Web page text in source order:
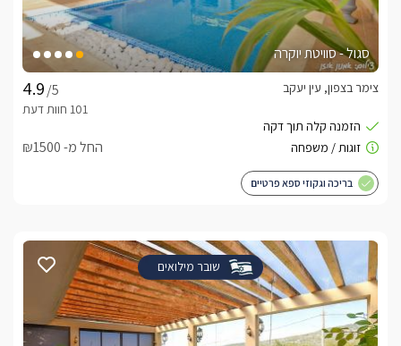
סגול - סוויטת יוקרה
/5
צימר בצפון, עין יעקב
החל מ- ₪1500
בריכה וגקוזי ספא פרטיים
שובר מילואים